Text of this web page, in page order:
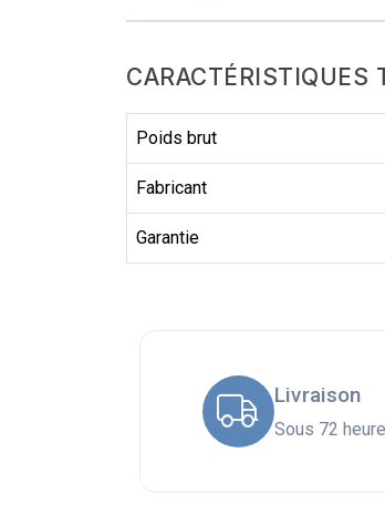
CARACTÉRISTIQUES
Poids brut
Fabricant
Garantie
Livraison
Sous 72